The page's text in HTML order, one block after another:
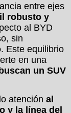
entre ejes
robusto y
al BYD
sin
Este equilibrio
en una
un SUV
atención al
y la línea del